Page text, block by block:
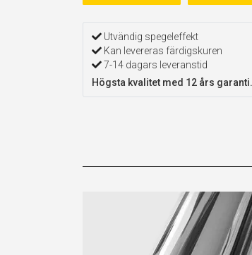
Utvändig spegeleffekt
Kan levereras färdigskuren
7-14 dagars leveranstid
Högsta kvalitet med 12 års garanti.